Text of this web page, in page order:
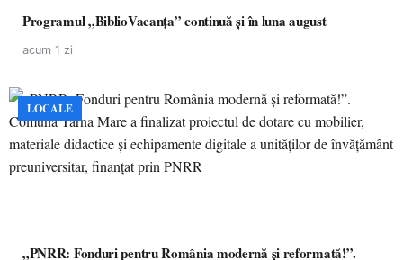
Programul „BiblioVacanța” continuă și în luna august
acum 1 zi
LOCALE
„PNRR: Fonduri pentru România modernă și reformată!”.